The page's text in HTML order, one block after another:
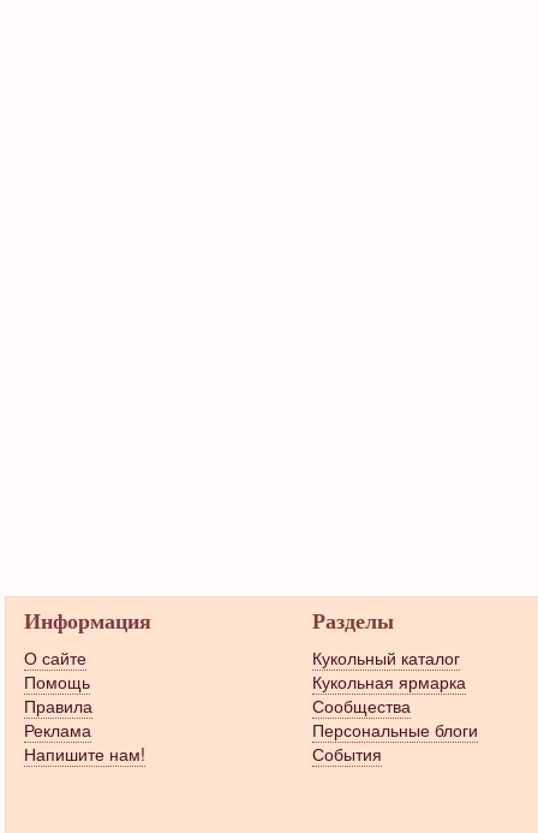
Информация
О сайте
Помощь
Правила
Реклама
Напишите нам!
Разделы
Кукольный каталог
Кукольная ярмарка
Сообщества
Персональные блоги
События